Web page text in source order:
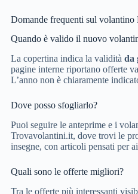
Domande frequenti sul volantino
Quando è valido il nuovo
La copertina indica la validità da
pagine interne riportano offerte
L’anno non è chiaramente
Dove posso sfogliarlo?
Puoi seguire le anteprime e i
Trovavolantini.it, dove trovi le
insegne, con articoli pensati per
Quali sono le offerte migliori?
Tra le offerte più interessanti